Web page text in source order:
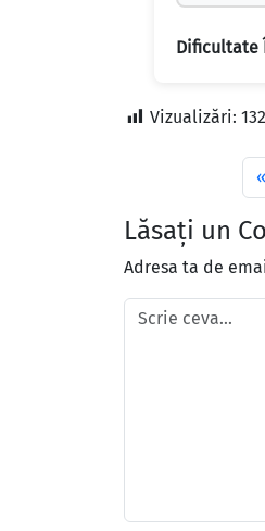
Dificultate
Vizualizări: 132
Lăsați un
Adresa ta de